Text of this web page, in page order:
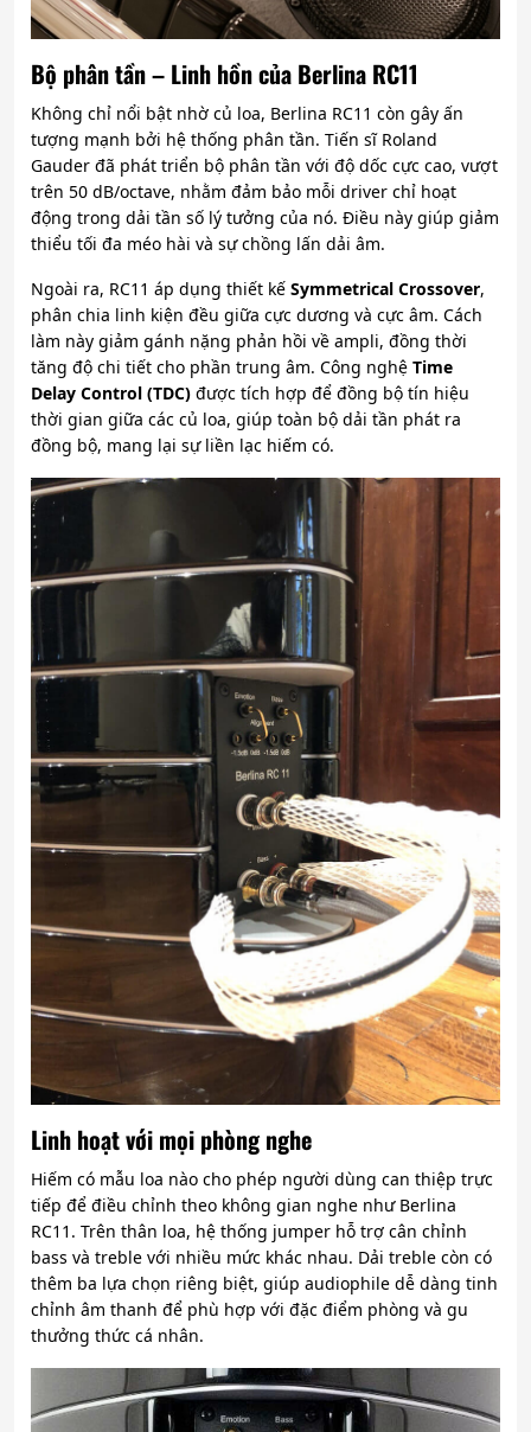
Bộ phân tần – Linh hồn của Berlina RC11
Không chỉ nổi bật nhờ củ loa, Berlina RC11 còn gây ấn
tượng mạnh bởi hệ thống phân tần. Tiến sĩ Roland
Gauder đã phát triển bộ phân tần với độ dốc cực cao, vượt
trên 50 dB/octave, nhằm đảm bảo mỗi driver chỉ hoạt
động trong dải tần số lý tưởng của nó. Điều này giúp giảm
thiểu tối đa méo hài và sự chồng lấn dải âm.
Ngoài ra, RC11 áp dụng thiết kế Symmetrical Crossover,
phân chia linh kiện đều giữa cực dương và cực âm. Cách
làm này giảm gánh nặng phản hồi về ampli, đồng thời
tăng độ chi tiết cho phần trung âm. Công nghệ Time
Delay Control (TDC) được tích hợp để đồng bộ tín hiệu
thời gian giữa các củ loa, giúp toàn bộ dải tần phát ra
đồng bộ, mang lại sự liền lạc hiếm có.
Linh hoạt với mọi phòng nghe
Hiếm có mẫu loa nào cho phép người dùng can thiệp trực
tiếp để điều chỉnh theo không gian nghe như Berlina
RC11. Trên thân loa, hệ thống jumper hỗ trợ cân chỉnh
bass và treble với nhiều mức khác nhau. Dải treble còn có
thêm ba lựa chọn riêng biệt, giúp audiophile dễ dàng tinh
chỉnh âm thanh để phù hợp với đặc điểm phòng và gu
thưởng thức cá nhân.